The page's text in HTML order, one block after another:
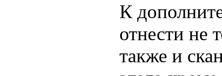
К
отнести не
также и